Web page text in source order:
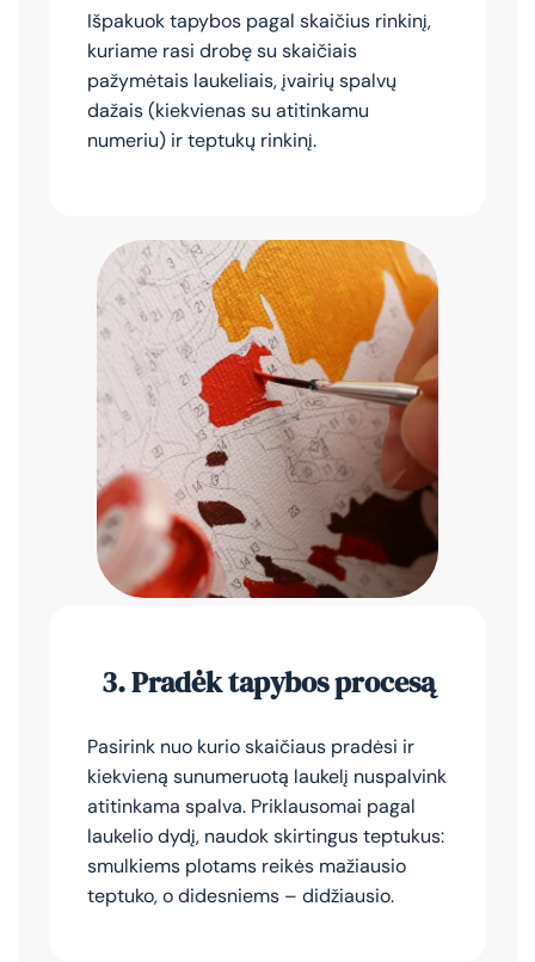
Išpakuok tapybos pagal skaičius rinkinį,
kuriame rasi drobę su skaičiais
pažymėtais laukeliais, įvairių spalvų
dažais (kiekvienas su atitinkamu
numeriu) ir teptukų rinkinį.
3.Pradėk tapybos procesą
Pasirink nuo kurio skaičiaus pradėsi ir
kiekvieną sunumeruotą laukelį nuspalvink
atitinkama spalva. Priklausomai pagal
laukelio dydį, naudok skirtingus teptukus:
smulkiems plotams reikės mažiausio
teptuko, o didesniems – didžiausio.